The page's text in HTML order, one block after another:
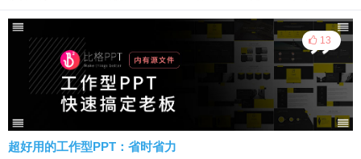
13
超好用的工作型PPT：省时省力